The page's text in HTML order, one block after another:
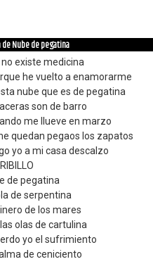
de Nube de pegatina
no existe medicina
he vuelto a enamorarme
nube que es de pegatina
aceras son de barro
me llueve en marzo
quedan pegaos los zapatos
yo a mi casa descalzo
de pegatina
de serpentina
de los mares
olas de cartulina
yo el sufrimiento
de ceniciento